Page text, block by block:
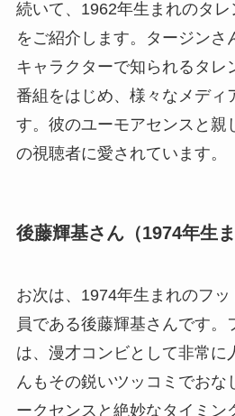
続いて、1962年生まれのタ
をご紹介します。タージンさ
キャラクターで知られるタレ
番組をはじめ、様々なメディ
す。彼のユーモアセンスと親
の視聴者に愛されています。
後藤輝基さん（1974年生ま
お次は、1974年生まれのフ
員である後藤輝基さんです。
は、漫才コンビとして非常に
んもその鋭いツッコミでおな
ークセンスと絶妙なタイミン